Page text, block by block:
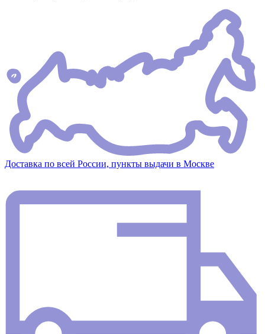
Доставка по всей России, пункты выдачи в Москве